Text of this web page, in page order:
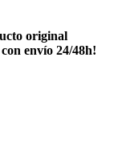
original
envío 24/48h!